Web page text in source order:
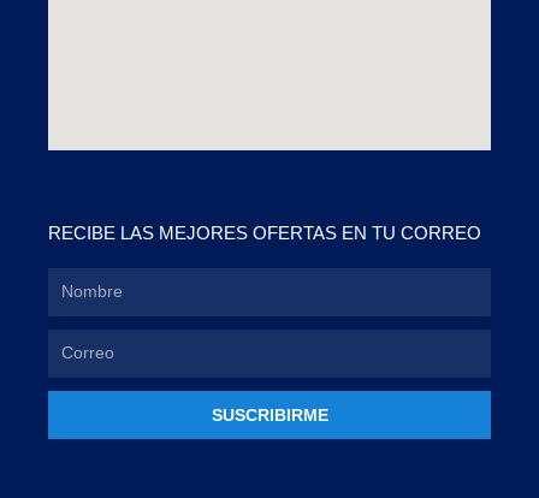
RECIBE LAS MEJORES OFERTAS EN TU CORREO
SUSCRIBIRME